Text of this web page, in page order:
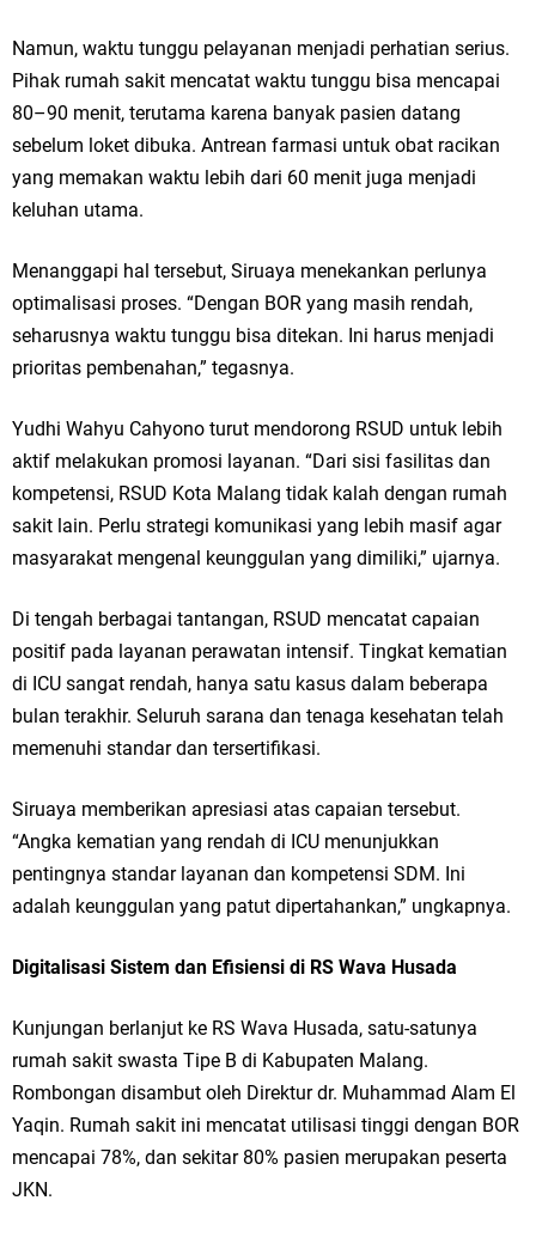
Takmir Masjid KH Robbach Ma’sum Gelar Penyembelihan Hewan
Qurban dari Bupati & Kepala DPMPTSP Gresik
DPC PDI Perjuangan Gresik Tebar Berkah Idul Adha, Bagikan Daging
Kurban untuk Ratusan Warga
Ponpes Himmatul Khoiriyah Gelar Penyembelihan Hewan Qurban dari
Keluarga Besar dr. Titin Ekowati RS Wates Husada Balongpanggang
RT 03 RW 01 Patra Raya Rosewood Cerme Gresik Berbenah dan
Bersolek, Siap Meriahkan HUT Ke 81 RI
Namun, waktu tunggu pelayanan menjadi perhatian serius.
Pihak rumah sakit mencatat waktu tunggu bisa mencapai
80–90 menit, terutama karena banyak pasien datang
sebelum loket dibuka. Antrean farmasi untuk obat racikan
yang memakan waktu lebih dari 60 menit juga menjadi
keluhan utama.
Menanggapi hal tersebut, Siruaya menekankan perlunya
optimalisasi proses. “Dengan BOR yang masih rendah,
seharusnya waktu tunggu bisa ditekan. Ini harus menjadi
prioritas pembenahan,” tegasnya.
Yudhi Wahyu Cahyono turut mendorong RSUD untuk lebih
aktif melakukan promosi layanan. “Dari sisi fasilitas dan
kompetensi, RSUD Kota Malang tidak kalah dengan rumah
sakit lain. Perlu strategi komunikasi yang lebih masif agar
masyarakat mengenal keunggulan yang dimiliki,” ujarnya.
Di tengah berbagai tantangan, RSUD mencatat capaian
positif pada layanan perawatan intensif. Tingkat kematian
di ICU sangat rendah, hanya satu kasus dalam beberapa
bulan terakhir. Seluruh sarana dan tenaga kesehatan telah
memenuhi standar dan tersertifikasi.
Siruaya memberikan apresiasi atas capaian tersebut.
“Angka kematian yang rendah di ICU menunjukkan
pentingnya standar layanan dan kompetensi SDM. Ini
adalah keunggulan yang patut dipertahankan,” ungkapnya.
Digitalisasi Sistem dan Efisiensi di RS Wava Husada
Kunjungan berlanjut ke RS Wava Husada, satu-satunya
rumah sakit swasta Tipe B di Kabupaten Malang.
Rombongan disambut oleh Direktur dr. Muhammad Alam El
Yaqin. Rumah sakit ini mencatat utilisasi tinggi dengan BOR
mencapai 78%, dan sekitar 80% pasien merupakan peserta
JKN.